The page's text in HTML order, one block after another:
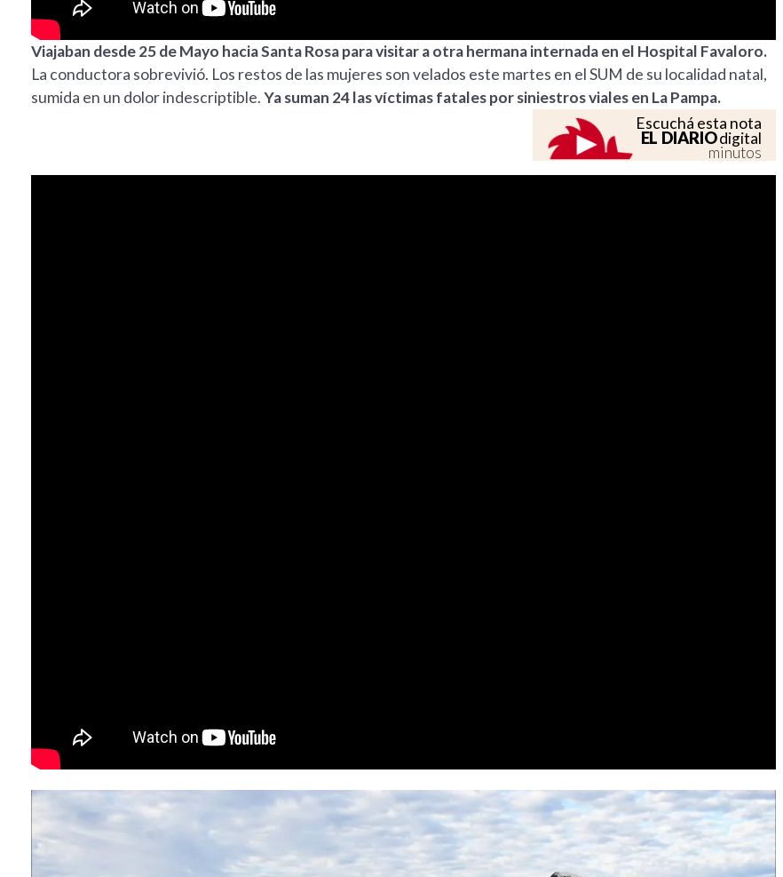
Viajaban desde 25 de Mayo hacia Santa Rosa para visitar a otra hermana internada en el Hospital Favaloro.
La conductora sobrevivió. Los restos de las mujeres son velados este martes en el SUM de su localidad natal,
sumida en un dolor indescriptible.Ya suman 24 las víctimas fatales por siniestros viales en La Pampa.
Escuchá esta nota
EL DIARIOdigital
minutos